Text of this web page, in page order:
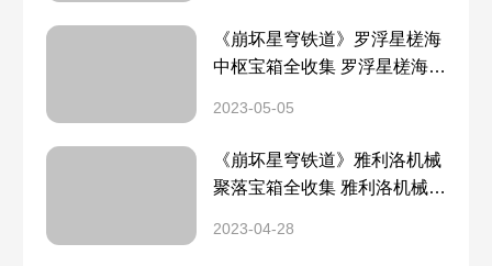
《崩坏星穹铁道》罗浮星槎海
中枢宝箱全收集 罗浮星槎海中
2023-05-05
《崩坏星穹铁道》雅利洛机械
聚落宝箱全收集 雅利洛机械聚
2023-04-28